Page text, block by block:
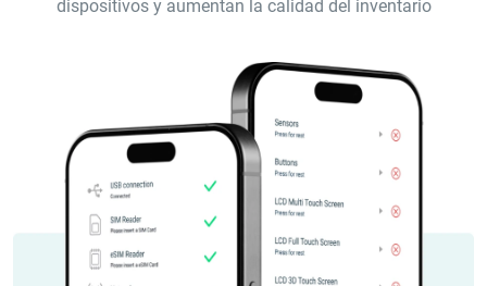
dispositivos y aumentan la calidad del inventario